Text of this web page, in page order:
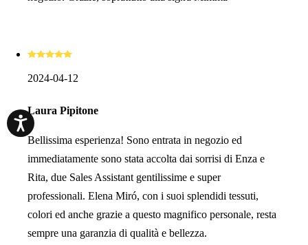
2024-04-12
Laura Pipitone
Bellissima esperienza! Sono entrata in negozio ed
immediatamente sono stata accolta dai sorrisi di Enza e
Rita, due Sales Assistant gentilissime e super
professionali. Elena Miró, con i suoi splendidi tessuti,
colori ed anche grazie a questo magnifico personale, resta
sempre una garanzia di qualità e bellezza.